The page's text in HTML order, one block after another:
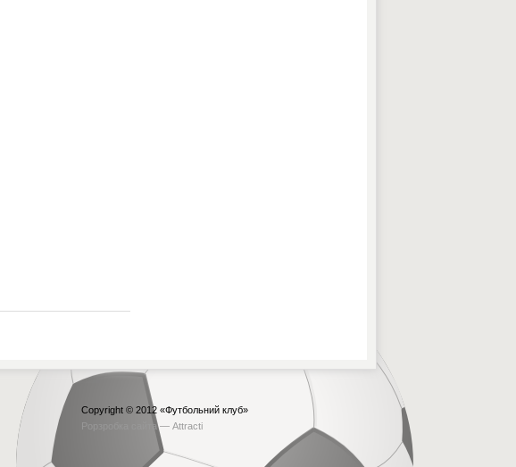
Copyright © 2012 «Футбольний клуб»
Рорзробка сайта — Attracti